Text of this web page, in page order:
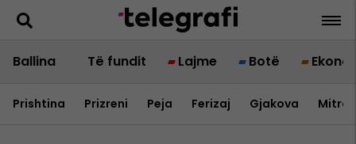
Ballina Të fundit Lajme Botë
Prishtina Prizreni Peja Ferizaj Gjakova